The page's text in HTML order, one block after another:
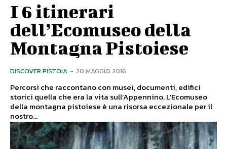
I 6 itinerari
dell’Ecomuseo della
Montagna Pistoiese
DISCOVER PISTOIA - 20 MAGGIO 2016
Percorsi che raccontano con musei, documenti, edifici
storici quella che era la vita sull’Appennino. L'Ecomuseo
della montagna pistoiese è una risorsa eccezionale per il
nostro...